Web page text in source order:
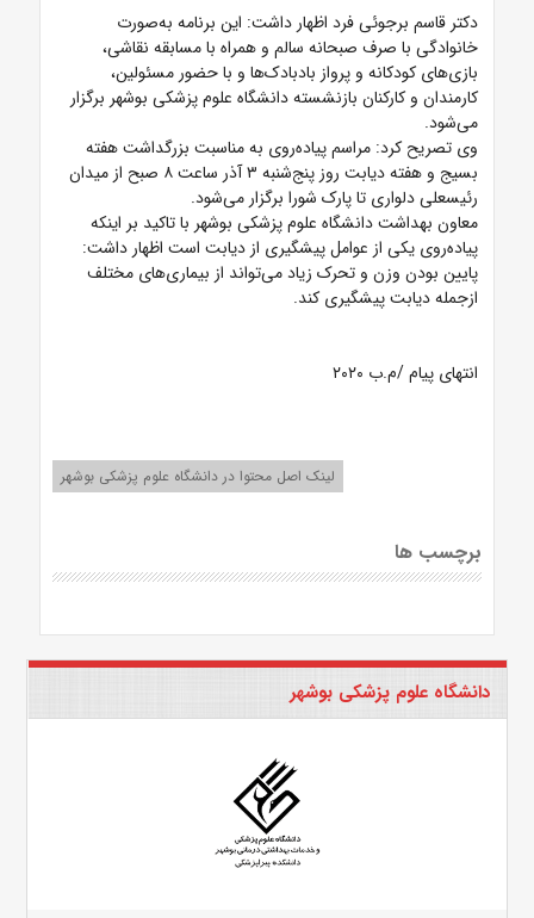
دکتر قاسم برجوئی فرد اظهار داشت: این برنامه به‌صورت
خانوادگی با صرف صبحانه سالم و همراه با مسابقه نقاشی،
بازی‌های کودکانه و پرواز بادبادک‌ها و با حضور مسئولین،
کارمندان و کارکنان بازنشسته دانشگاه علوم پزشکی بوشهر برگزار
می‌شود.
وی تصریح کرد: مراسم پیاده‌روی به مناسبت بزرگداشت هفته
بسیج و هفته دیابت روز پنج‌شنبه ۳ آذر ساعت ۸ صبح از میدان
رئیسعلی دلواری تا پارک شورا برگزار می‌شود.
معاون بهداشت دانشگاه علوم پزشکی بوشهر با تاکید بر اینکه
پیاده‌روی یکی از عوامل پیشگیری از دیابت است اظهار داشت:
پایین بودن وزن و تحرک زیاد می‌تواند از بیماری‌های مختلف
ازجمله دیابت پیشگیری کند.
انتهای پیام /م.ب ۲۰۲۰
لینک اصل محتوا در دانشگاه علوم پزشکی بوشهر
برچسب ها
دانشگاه علوم پزشکی بوشهر